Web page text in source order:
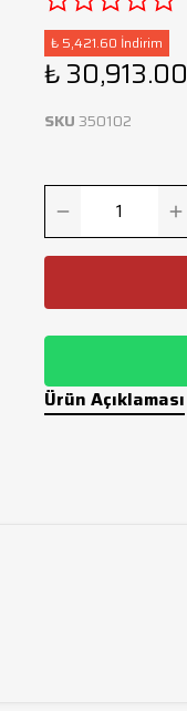
₺ 5,421.60 İndirim
₺ 30,913.00
SKU350102
Ürün Açıklaması